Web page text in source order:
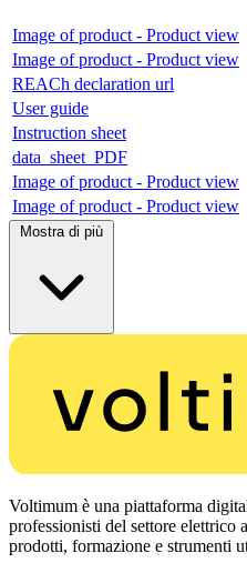
Image of product - Product view
Image of product - Product view
REACh declaration url
User guide
Instruction sheet
data_sheet_PDF
Image of product - Product view
Image of product - Product view
Mostra di più
Voltimum è una piattaforma
professionisti del settore elettrico
prodotti, formazione e strumenti